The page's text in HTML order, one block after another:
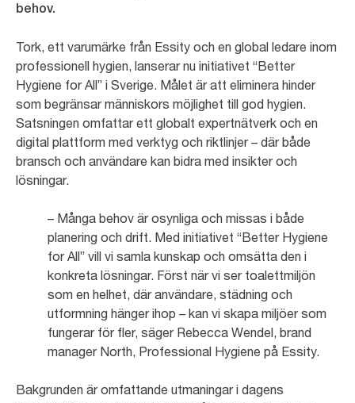
behov.
Tork, ett varumärke från Essity och en global ledare inom
professionell hygien, lanserar nu initiativet “Better
Hygiene for All” i Sverige. Målet är att eliminera hinder
som begränsar människors möjlighet till god hygien.
Satsningen omfattar ett globalt expertnätverk och en
digital plattform med verktyg och riktlinjer – där både
bransch och användare kan bidra med insikter och
lösningar.
– Många behov är osynliga och missas i både
planering och drift. Med initiativet “Better Hygiene
for All” vill vi samla kunskap och omsätta den i
konkreta lösningar. Först när vi ser toalettmiljön
som en helhet, där användare, städning och
utformning hänger ihop – kan vi skapa miljöer som
fungerar för fler, säger Rebecca Wendel, brand
manager North, Professional Hygiene på Essity.
Bakgrunden är omfattande utmaningar i dagens